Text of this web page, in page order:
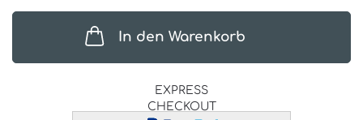
In den Warenkorb
EXPRESS
CHECKOUT